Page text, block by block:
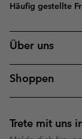
Häufig gestellte
Über uns
Shoppen
Trete mit uns